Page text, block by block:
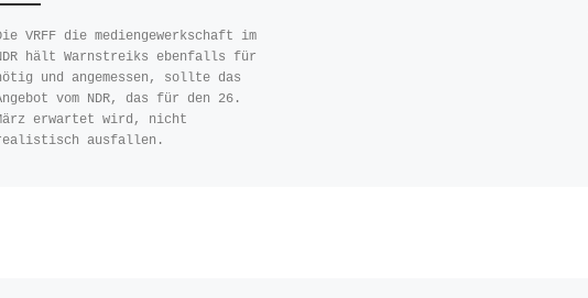
VRFF die mediengewerkschaft im
hält Warnstreiks ebenfalls für
und angemessen, sollte das
vom NDR, das für den 26.
erwartet wird, nicht
ausfallen.